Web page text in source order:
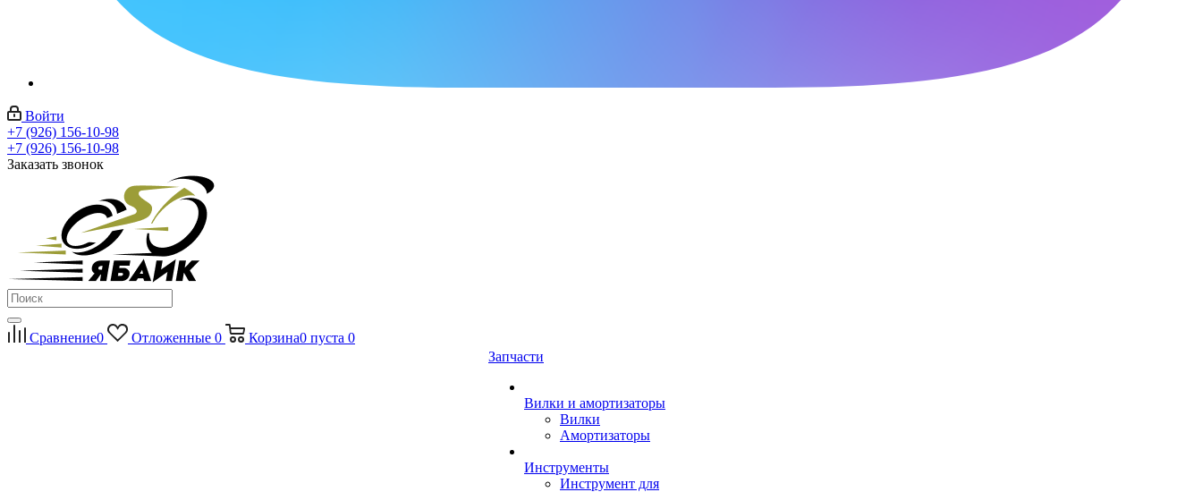
Войти
+7 (926) 156-10-98
+7 (926) 156-10-98
Заказать звонок
Сравнение0 Отложенные 0 Корзина0 пуста 0
Запчасти
Вилки и амортизаторы
Вилки
Амортизаторы
Инструменты
Инструмент для